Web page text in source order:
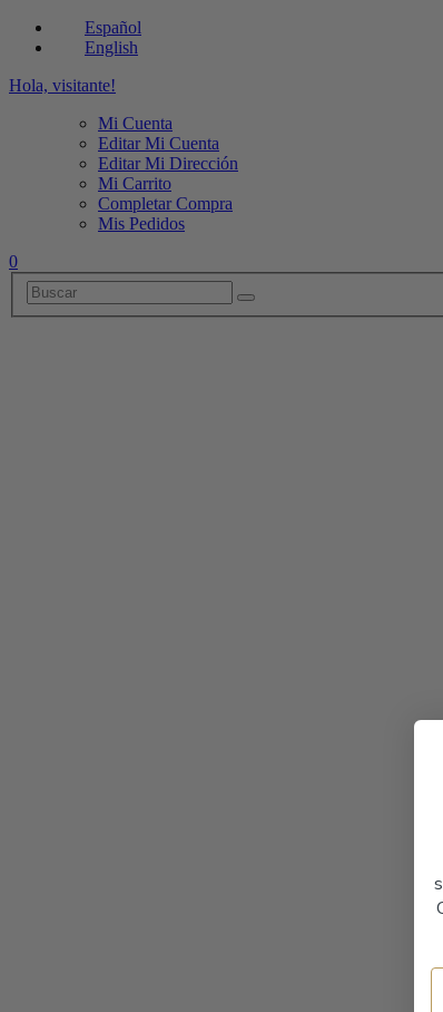
Español
English
Hola, visitante!
Mi Cuenta
Editar Mi Cuenta
Editar Mi Dirección
Mi Carrito
Completar Compra
Mis Pedidos
0